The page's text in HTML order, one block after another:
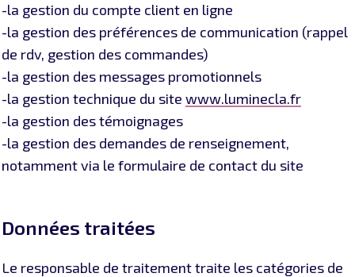
-la gestion du compte client en ligne
-la gestion des préférences de communication (rappel
de rdv, gestion des commandes)
-la gestion des messages promotionnels
-la gestion technique du site www.luminecla.fr
-la gestion des témoignages
-la gestion des demandes de renseignement,
notamment via le formulaire de contact du site
Données traitées
Le responsable de traitement traite les catégories de